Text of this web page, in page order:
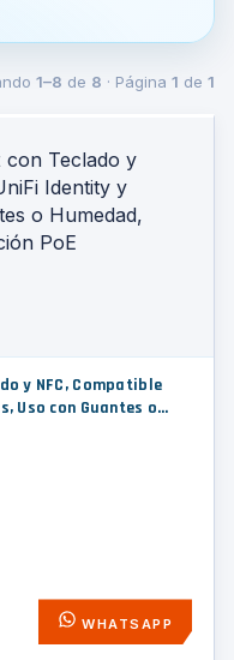
1–8 de 8 · Página 1 de 1
y NFC, Compatible
Uso con Guantes o
PoE
WHATSAPP